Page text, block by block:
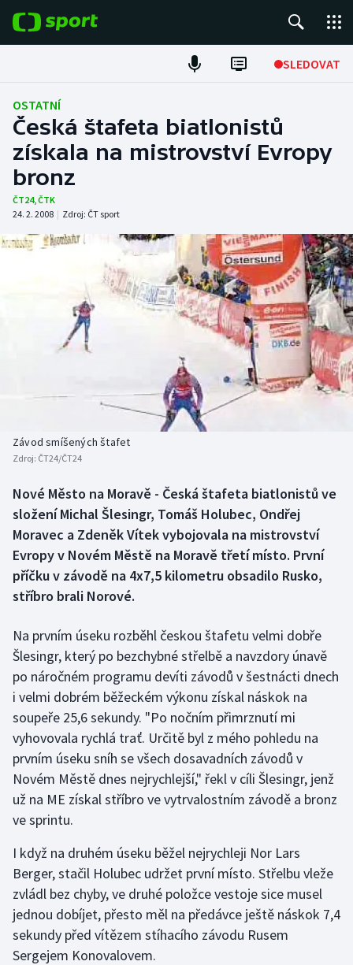
SLEDOVAT
Fotbal
Hokej
Tenis
Atletika
Cyklistika
DALŠÍ SPORTY
Americký fotbal
Basketbal
Biatlon
Box
Curling
Dostihy
Florbal
Futsal
Golf
Gymnastika
Házená
Jezdectví
Judo
Krasobruslení
Lezení
NEPŘEHLÉDNĚTE
Historické návraty
Aplikace ČT sport
OSTATNÍ
Česká štafeta biatlonistů
získala na mistrovství Evropy
bronz
ČT24,ČTK
24. 2. 2008 | Zdroj: ČT sport
Závod smíšených štafet
Zdroj: ČT24/ČT24
Nové Město na Moravě - Česká štafeta biatlonistů ve
složení Michal Šlesingr, Tomáš Holubec, Ondřej
Moravec a Zdeněk Vítek vybojovala na mistrovství
Evropy v Novém Městě na Moravě třetí místo. První
příčku v závodě na 4x7,5 kilometru obsadilo Rusko,
stříbro brali Norové.
Na prvním úseku rozběhl českou štafetu velmi dobře
Šlesingr, který po bezchybné střelbě a navzdory únavě
po náročném programu devíti závodů v šestnácti dnech
i velmi dobrém běžeckém výkonu získal náskok na
soupeře 25,6 sekundy. "Po nočním přimrznutí mi
vyhovovala rychlá trať. Určitě byl z mého pohledu na
prvním úseku sníh se všech dosavadních závodů v
Novém Městě dnes nejrychlejší," řekl v cíli Šlesingr, jenž
už na ME získal stříbro ve vytrvalostním závodě a bronz
ve sprintu.
I když na druhém úseku běžel nejrychleji Nor Lars
Berger, stačil Holubec udržet první místo. Střelbu vleže
zvládl bez chyby, ve druhé položce vestoje sice musel
jednou dobíjet, přesto měl na předávce ještě náskok 7,4
sekundy před vítězem stíhacího závodu Rusem
Sergejem Konovalovem.